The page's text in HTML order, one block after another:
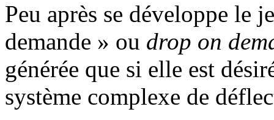
Peu après se développe le
demande » ou drop on
générée que si elle est
système complexe de